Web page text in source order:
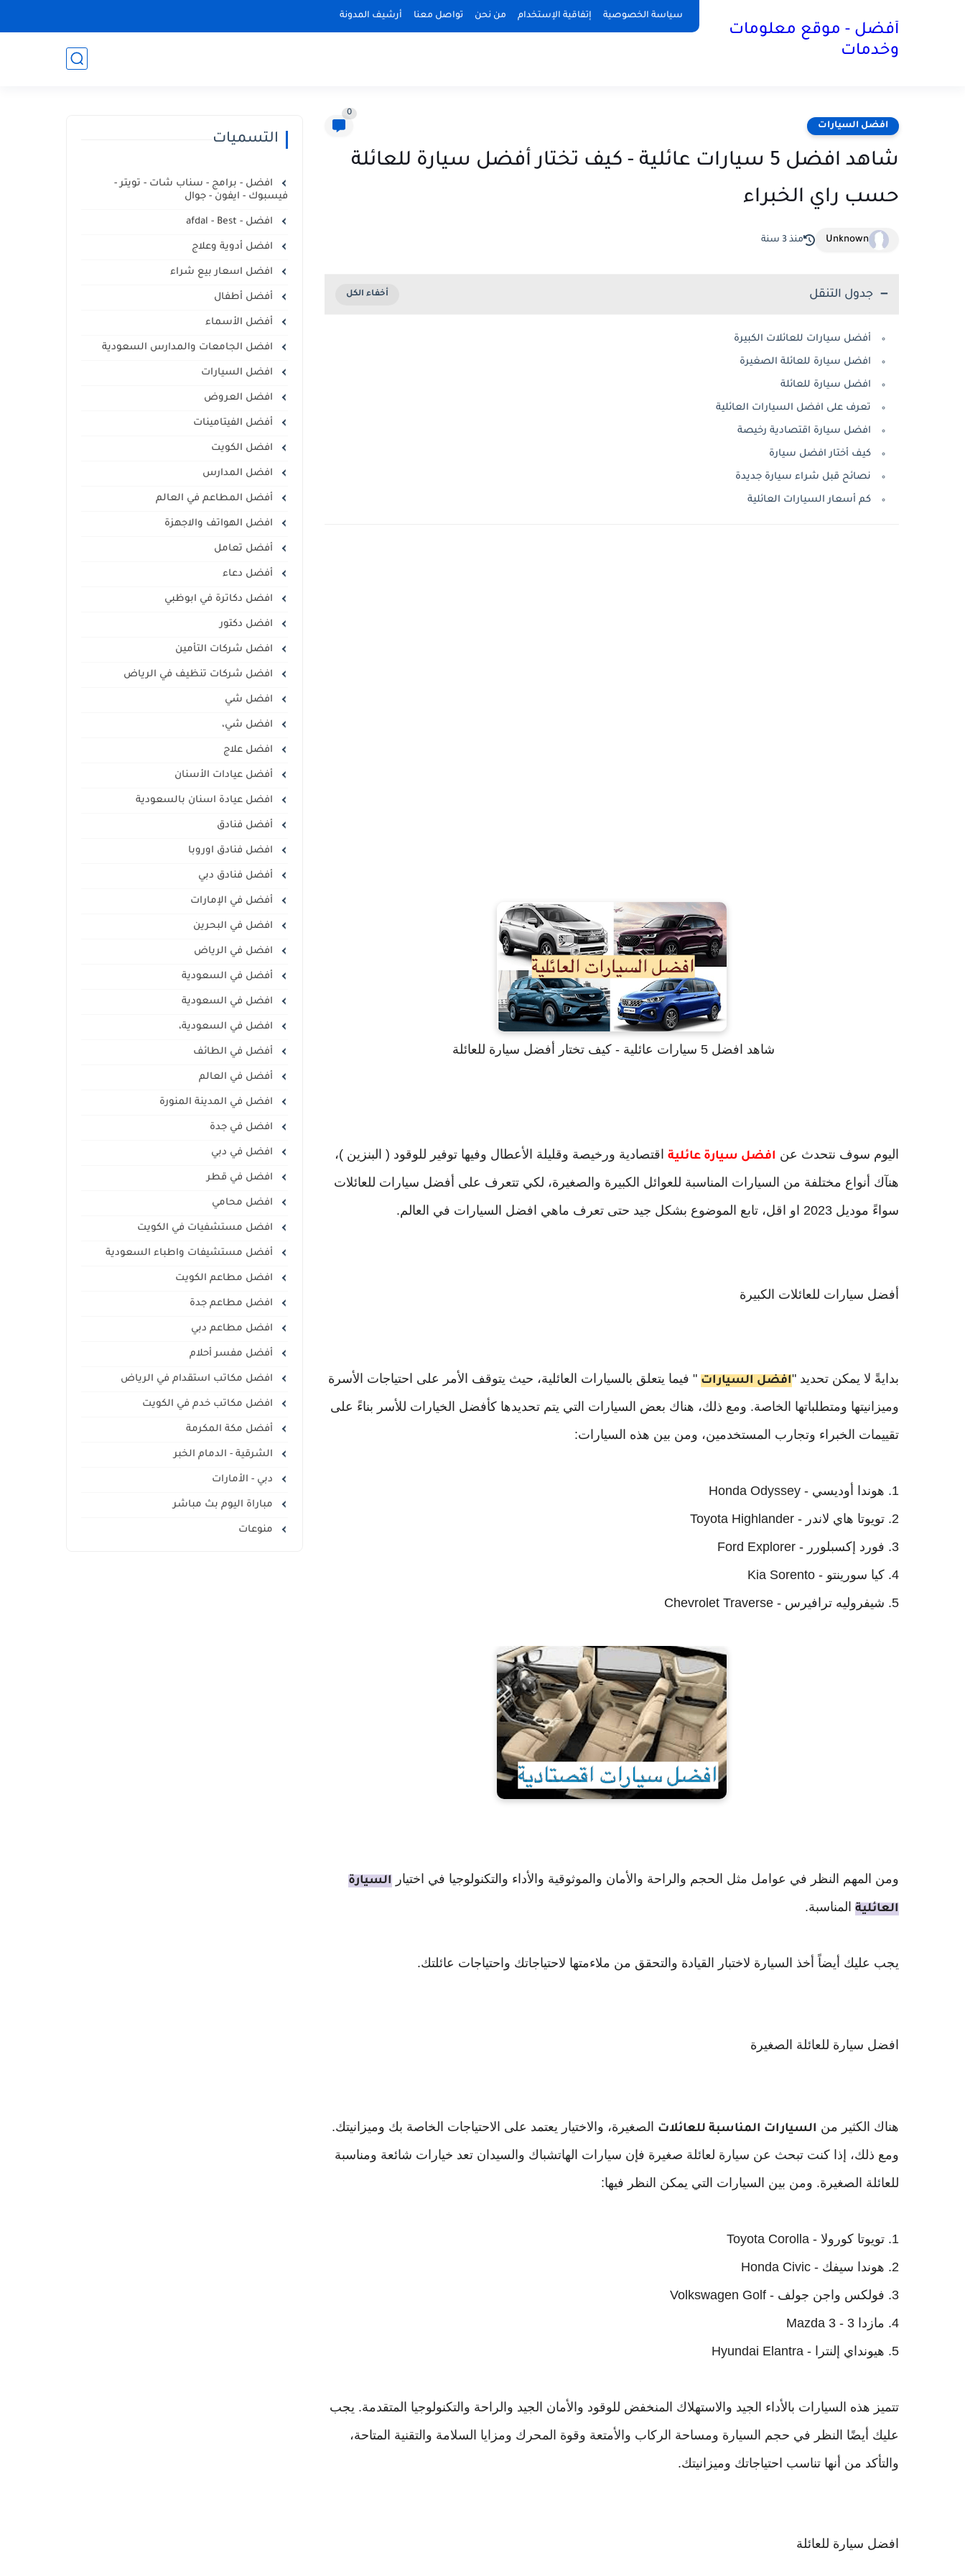
سياسة الخصوصية إتفاقية الإستخدام من نحن تواصل معنا أرشيف المدونة
أفضل - موقع معلومات
وخدمات
افضل السيارات
0
شاهد افضل 5 سيارات عائلية - كيف تختار أفضل سيارة للعائلة
حسب راي الخبراء
Unknown منذ 3 سنة
جدول التنقل
أفضل سيارات للعائلات الكبيرة
افضل سيارة للعائلة الصغيرة
افضل سيارة للعائلة
تعرف على افضل السيارات العائلية
افضل سيارة اقتصادية رخيصة
كيف أختار افضل سيارة
نصائح قبل شراء سيارة جديدة
كم أسعار السيارات العائلية
شاهد افضل 5 سيارات عائلية - كيف تختار أفضل سيارة للعائلة
اليوم سوف نتحدث عن افضل سيارة عائلية اقتصادية ورخيصة وقليلة الأعطال وفيها توفير للوقود ( البنزين )،
هنآك أنواع مختلفة من السيارات المناسبة للعوائل الكبيرة والصغيرة، لكي تتعرف على أفضل سيارات للعائلات
سواءً موديل 2023 او اقل، تابع الموضوع بشكل جيد حتى تعرف ماهي افضل السيارات في العالم.
أفضل سيارات للعائلات الكبيرة
بدايةً لا يمكن تحديد "افضل السيارات " فيما يتعلق بالسيارات العائلية، حيث يتوقف الأمر على احتياجات الأسرة
وميزانيتها ومتطلباتها الخاصة. ومع ذلك، هناك بعض السيارات التي يتم تحديدها كأفضل الخيارات للأسر بناءً على
تقييمات الخبراء وتجارب المستخدمين، ومن بين هذه السيارات:
1. هوندا أوديسي - Honda Odyssey
2. تويوتا هاي لاندر - Toyota Highlander
3. فورد إكسبلورر - Ford Explorer
4. كيا سورينتو - Kia Sorento
5. شيفروليه ترافيرس - Chevrolet Traverse
ومن المهم النظر في عوامل مثل الحجم والراحة والأمان والموثوقية والأداء والتكنولوجيا في اختيار السيارة
العائلية المناسبة.
يجب عليك أيضاً أخذ السيارة لاختبار القيادة والتحقق من ملاءمتها لاحتياجاتك واحتياجات عائلتك.
افضل سيارة للعائلة الصغيرة
هناك الكثير من السيارات المناسبة للعائلات
الصغيرة، والاختيار يعتمد على الاحتياجات الخاصة بك وميزانيتك.
ومع ذلك، إذا كنت تبحث عن سيارة لعائلة صغيرة فإن سيارات الهاتشباك والسيدان تعد خيارات شائعة ومناسبة
للعائلة الصغيرة. ومن بين السيارات التي يمكن النظر فيها:
1. تويوتا كورولا - Toyota Corolla
2. هوندا سيفك - Honda Civic
3. فولكس واجن جولف - Volkswagen Golf
4. مازدا 3 - Mazda 3
5. هيونداي إلنترا - Hyundai Elantra
تتميز هذه السيارات بالأداء الجيد والاستهلاك المنخفض للوقود والأمان الجيد والراحة والتكنولوجيا المتقدمة. يجب
عليك أيضًا النظر في حجم السيارة ومساحة الركاب والأمتعة وقوة المحرك ومزايا السلامة والتقنية المتاحة،
والتأكد من أنها تناسب احتياجاتك وميزانيتك.
افضل سيارة للعائلة
التسميات
افضل - برامج - سناب شات - تويتر -
فيسبوك - ايفون - جوال
افضل - afdal - Best
افضل أدوية وعلاج
افضل اسعار بيع شراء
أفضل أطفال
أفضل الأسماء
افضل الجامعات والمدارس السعودية
افضل السيارات
افضل العروض
أفضل الفيتامينات
افضل الكويت
افضل المدارس
أفضل المطاعم في العالم
افضل الهواتف والاجهزة
أفضل تعامل
أفضل دعاء
افضل دكاترة في ابوظبي
افضل دكتور
افضل شركات التأمين
افضل شركات تنظيف في الرياض
افضل شي
افضل شي،
افضل علاج
أفضل عيادات الأسنان
افضل عيادة اسنان بالسعودية
أفضل فنادق
افضل فنادق اوروبا
أفضل فنادق دبي
أفضل في الإمارات
افضل في البحرين
افضل في الرياض
أفضل في السعودية
افضل في السعودية
افضل في السعودية،
أفضل في الطائف
أفضل في العالم
افضل في المدينة المنورة
افضل في جدة
افضل في دبي
افضل في قطر
افضل محامي
افضل مستشفيات في الكويت
أفضل مستشيفات واطباء السعودية
افضل مطاعم الكويت
افضل مطاعم جدة
افضل مطاعم دبي
أفضل مفسر أحلام
افضل مكاتب استقدام في الرياض
افضل مكاتب خدم في الكويت
أفضل مكة المكرمة
الشرقية - الدمام الخبر
دبي - الأمارات
مباراة اليوم بث مباشر
منوعات